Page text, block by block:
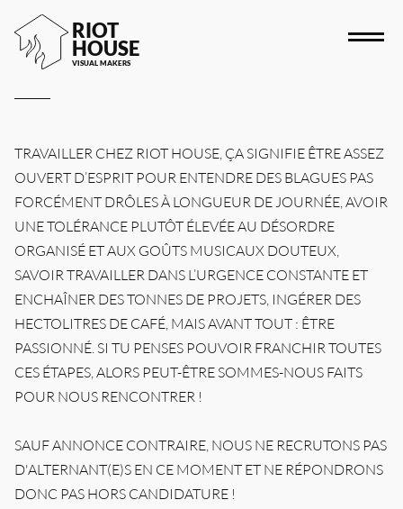
RIOT
HOUSE
VISUAL MAKERS
HOME
RIOT HOUSE COMPANY
PROJECTS
CAREERS
DIARY
CONTACT
KLEEK - PHOTOGRAPHERS
AGENCY
TIMELAPSE BY RIOT
TRAVAILLER CHEZ RIOT HOUSE, ÇA SIGNIFIE ÊTRE ASSEZ
OUVERT D’ESPRIT POUR ENTENDRE DES BLAGUES PAS
FORCÉMENT DRÔLES À LONGUEUR DE JOURNÉE, AVOIR
UNE TOLÉRANCE PLUTÔT ÉLEVÉE AU DÉSORDRE
ORGANISÉ ET AUX GOÛTS MUSICAUX DOUTEUX,
SAVOIR TRAVAILLER DANS L’URGENCE CONSTANTE ET
ENCHAÎNER DES TONNES DE PROJETS, INGÉRER DES
HECTOLITRES DE CAFÉ, MAIS AVANT TOUT : ÊTRE
PASSIONNÉ. SI TU PENSES POUVOIR FRANCHIR TOUTES
CES ÉTAPES, ALORS PEUT-ÊTRE SOMMES-NOUS FAITS
POUR NOUS RENCONTRER !
SAUF ANNONCE CONTRAIRE, NOUS NE RECRUTONS PAS
D'ALTERNANT(E)S EN CE MOMENT ET NE RÉPONDRONS
DONC PAS HORS CANDIDATURE !